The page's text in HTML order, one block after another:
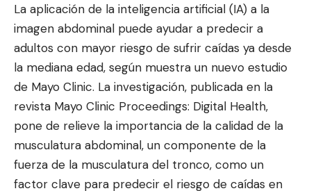
La aplicación de la inteligencia artificial (IA) a la
imagen abdominal puede ayudar a predecir a
adultos con mayor riesgo de sufrir caídas ya desde
la mediana edad, según muestra un nuevo estudio
de Mayo Clinic. La investigación, publicada en la
revista Mayo Clinic Proceedings: Digital Health,
pone de relieve la importancia de la calidad de la
musculatura abdominal, un componente de la
fuerza de la musculatura del tronco, como un
factor clave para predecir el riesgo de caídas en